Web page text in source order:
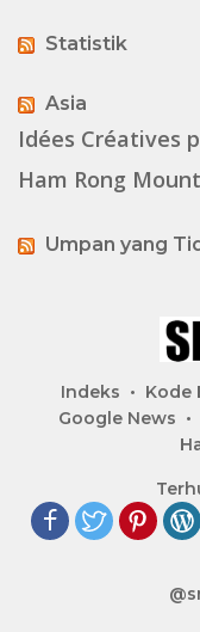
Statistik
Asia
Idées Créatives
Ham Rong
Umpan yang
Indeks Kode
Google News